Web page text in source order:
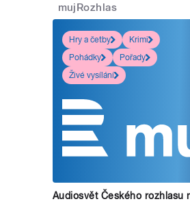
mujRozhlas
Hry a četby
Krimi
Pohádky
Pořady
Živé vysílání
Audiosvět Českého rozhlasu